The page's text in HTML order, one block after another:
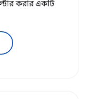
করার একটি